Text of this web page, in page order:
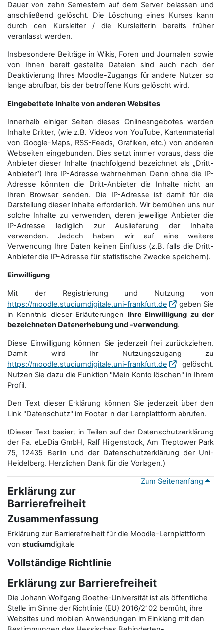
Dauer von zehn Semestern auf dem Server belassen und
anschließend gelöscht. Die Löschung eines Kurses kann
durch den Kursleiter / die Kursleiterin bereits früher
veranlasst werden.
Insbesondere Beiträge in Wikis, Foren und Journalen sowie
von Ihnen bereit gestellte Dateien sind auch nach der
Deaktivierung Ihres Moodle-Zugangs für andere Nutzer so
lange abrufbar, bis der betroffene Kurs gelöscht wird.
Eingebettete Inhalte von anderen Websites
Innerhalb einiger Seiten dieses Onlineangebotes werden
Inhalte Dritter, (wie z.B. Videos von YouTube, Kartenmaterial
von Google-Maps, RSS-Feeds, Grafiken, etc.) von anderen
Webseiten eingebunden. Dies setzt immer voraus, dass die
Anbieter dieser Inhalte (nachfolgend bezeichnet als „Dritt-
Anbieter“) Ihre IP-Adresse wahrnehmen. Denn ohne die IP-
Adresse könnten die Dritt-Anbieter die Inhalte nicht an
Ihren Browser senden. Die IP-Adresse ist damit für die
Darstellung dieser Inhalte erforderlich. Wir bemühen uns nur
solche Inhalte zu verwenden, deren jeweilige Anbieter die
IP-Adresse lediglich zur Auslieferung der Inhalte
verwenden. Jedoch haben wir auf eine weitere
Verwendung Ihre Daten keinen Einfluss (z.B. falls die Dritt-
Anbieter die IP-Adresse für statistische Zwecke speichern).
Einwilligung
Mit der Registrierung und Nutzung von
https://moodle.studiumdigitale.uni-frankfurt.de
geben Sie
in Kenntnis dieser Erläuterungen Ihre Einwilligung zu der
bezeichneten Datenerhebung und -verwendung.
Diese Einwilligung können Sie jederzeit frei zurückziehen.
Damit wird Ihr Nutzungszugang zu
https://moodle.studiumdigitale.uni-frankfurt.de
gelöscht.
Nutzen Sie dazu die Funktion "Mein Konto löschen" in Ihrem
Profil.
Den Text dieser Erklärung können Sie jederzeit über den
Link "Datenschutz" im Footer in der Lernplattform abrufen.
(Dieser Text basiert in Teilen auf der Datenschutzerklärung
der Fa. eLeDia GmbH, Ralf Hilgenstock, Am Treptower Park
75, 12435 Berlin und der Datenschutzerklärung der Uni-
Heidelberg. Herzlichen Dank für die Vorlagen.)
Zum Seitenanfang
Erklärung zur
Barrierefreiheit
Zusammenfassung
Erklärung zur Barrierefreiheit für die Moodle-Lernplattform
von studiumdigitale
Vollständige Richtlinie
Erklärung zur Barrierefreiheit
Die Johann Wolfgang Goethe-Universität ist als öffentliche
Stelle im Sinne der Richtlinie (EU) 2016/2102 bemüht, ihre
Websites und mobilen Anwendungen im Einklang mit den